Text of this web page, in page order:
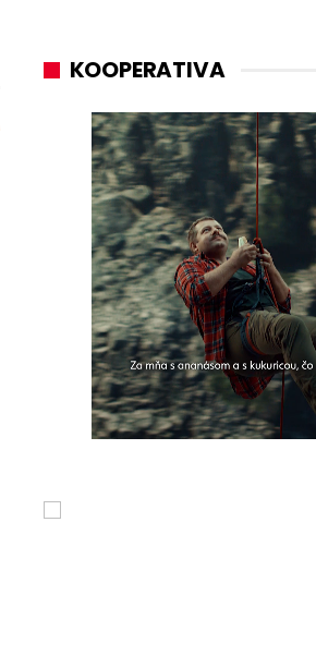
KOOPERATIVA